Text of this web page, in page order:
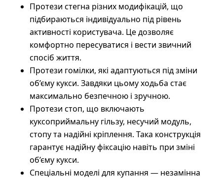
Протези стегна різних модифікацій, що
підбираються індивідуально під рівень
активності користувача. Це дозволяє
комфортно пересуватися і вести звичний
спосіб життя.
Протези гомілки, які адаптуються під зміни
об’єму кукси. Завдяки цьому ходьба стає
максимально безпечною і зручною.
Протези стоп, що включають
куксоприймальну гільзу, несучий модуль,
стопу та надійні кріплення. Така конструкція
гарантує надійну фіксацію навіть при зміні
об’єму кукси.
Спеціальні моделі для купання — незамінна